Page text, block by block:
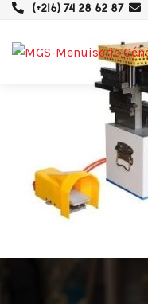
(+216) 74 28 62 87